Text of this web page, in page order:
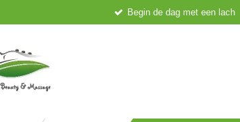
Begin de dag met een lach